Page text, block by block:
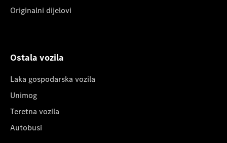
Originalni dijelovi
Ostala vozila
Laka gospodarska vozila
Unimog
Teretna vozila
Autobusi